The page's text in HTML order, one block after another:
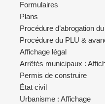
Formulaires
Plans
Procédure d’abrogation
Procédure du PLU &
Affichage légal
Arrêtés municipaux :
Permis de construire
État civil
Urbanisme : Affichage